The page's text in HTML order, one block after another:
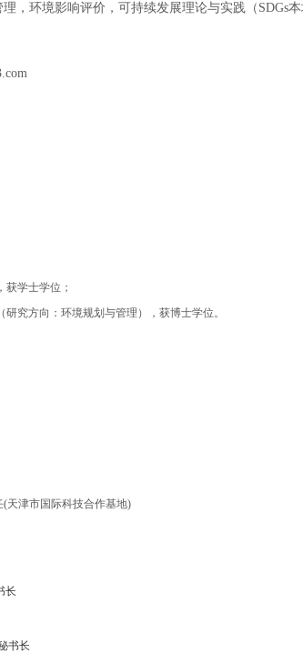
，环境影响评价，可持续发展理论与实践（ SDGs
获学士学位；
究方向：环境规划与管理），获博士学位。
津市国际科技合作基地)
长
书长